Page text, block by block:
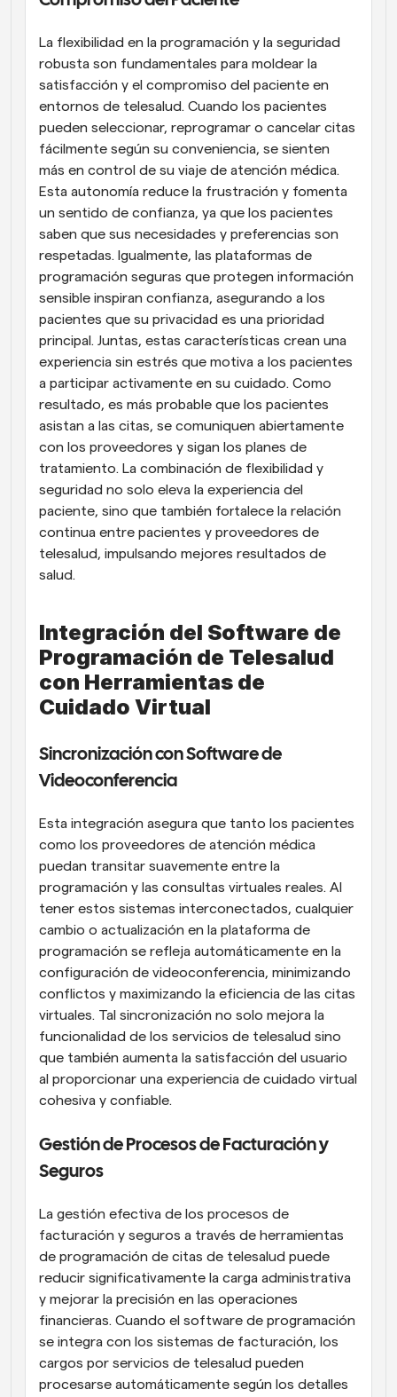
La flexibilidad en la programación y la seguridad
robusta son fundamentales para moldear la
satisfacción y el compromiso del paciente en
entornos de telesalud. Cuando los pacientes
pueden seleccionar, reprogramar o cancelar citas
fácilmente según su conveniencia, se sienten
más en control de su viaje de atención médica.
Esta autonomía reduce la frustración y fomenta
un sentido de confianza, ya que los pacientes
saben que sus necesidades y preferencias son
respetadas. Igualmente, las plataformas de
programación seguras que protegen información
sensible inspiran confianza, asegurando a los
pacientes que su privacidad es una prioridad
principal. Juntas, estas características crean una
experiencia sin estrés que motiva a los pacientes
a participar activamente en su cuidado. Como
resultado, es más probable que los pacientes
asistan a las citas, se comuniquen abiertamente
con los proveedores y sigan los planes de
tratamiento. La combinación de flexibilidad y
seguridad no solo eleva la experiencia del
paciente, sino que también fortalece la relación
continua entre pacientes y proveedores de
telesalud, impulsando mejores resultados de
salud.
Integración del Software de
Programación de Telesalud
con Herramientas de
Cuidado Virtual
Sincronización con Software de
Videoconferencia
Esta integración asegura que tanto los pacientes
como los proveedores de atención médica
puedan transitar suavemente entre la
programación y las consultas virtuales reales. Al
tener estos sistemas interconectados, cualquier
cambio o actualización en la plataforma de
programación se refleja automáticamente en la
configuración de videoconferencia, minimizando
conflictos y maximizando la eficiencia de las citas
virtuales. Tal sincronización no solo mejora la
funcionalidad de los servicios de telesalud sino
que también aumenta la satisfacción del usuario
al proporcionar una experiencia de cuidado virtual
cohesiva y confiable.
Gestión de Procesos de Facturación y
Seguros
La gestión efectiva de los procesos de
facturación y seguros a través de herramientas
de programación de citas de telesalud puede
reducir significativamente la carga administrativa
y mejorar la precisión en las operaciones
financieras. Cuando el software de programación
se integra con los sistemas de facturación, los
cargos por servicios de telesalud pueden
procesarse automáticamente según los detalles